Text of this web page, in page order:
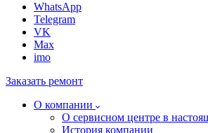
WhatsApp
Telegram
VK
Max
imo
Заказать ремонт
О компании
О сервисном центре в
История компании